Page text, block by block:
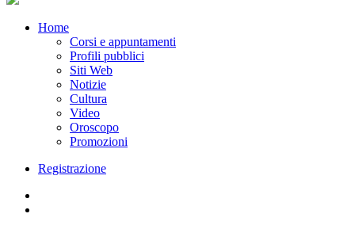
Home
Corsi e appuntamenti
Profili pubblici
Siti Web
Notizie
Cultura
Video
Oroscopo
Promozioni
Registrazione